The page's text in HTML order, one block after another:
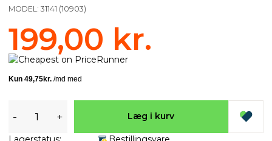
MODEL: 31141 (10903)
199,00 kr.
- + Læg i kurv